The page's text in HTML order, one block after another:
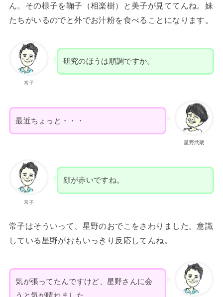
ん。その様子を鞠子（相楽樹）と美子が見ててんね。妹
たちがいるのでと外でお汁粉を食べることになります。
常子
研究のほうは順調ですか。
星野武蔵
最近ちょっと・・・
常子
顔が赤いですね。
常子はそういって、星野のおでこをさわりました。意識
している星野がおもいっきり反応してんね。
気が張ってたんですけど、星野さんに会